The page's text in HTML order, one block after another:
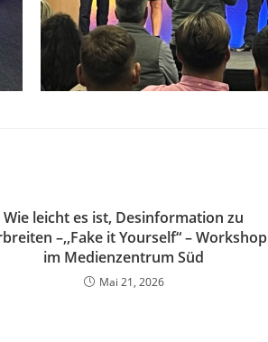
Wie leicht es ist, Desinformation zu
–,,Fake it Yourself“ – Workshop
im Medienzentrum Süd
Mai 21, 2026